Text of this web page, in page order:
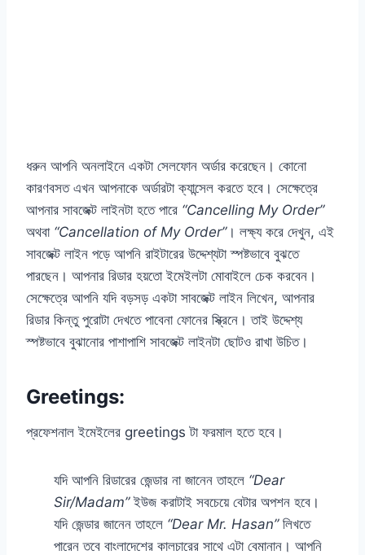
ধরুন আপনি অনলাইনে একটা সেলফোন অর্ডার করেছেন। কোনো
কারণবসত এখন আপনাকে অর্ডারটা ক্যান্সেল করতে হবে। সেক্ষেত্রে
আপনার সাবজেক্ট লাইনটা হতে পারে “Cancelling My Order”
অথবা “Cancellation of My Order”। লক্ষ্য করে দেখুন, এই
সাবজেক্ট লাইন পড়ে আপনি রাইটারের উদ্দেশ্যটা স্পষ্টভাবে বুঝতে
পারছেন। আপনার রিডার হয়তো ইমেইলটা মোবাইলে চেক করবেন।
সেক্ষেত্রে আপনি যদি বড়সড় একটা সাবজেক্ট লাইন লিখেন, আপনার
রিডার কিন্তু পুরোটা দেখতে পাবেনা ফোনের স্ক্রিনে। তাই উদ্দেশ্য
স্পষ্টভাবে বুঝানোর পাশাপাশি সাবজেক্ট লাইনটা ছোটও রাখা উচিত।
Greetings:
প্রফেশনাল ইমেইলের greetings টা ফরমাল হতে হবে।
যদি আপনি রিডারের জেন্ডার না জানেন তাহলে “Dear
Sir/Madam”ইউজ করাটাই সবচেয়ে বেটার অপশন হবে।
যদি জেন্ডার জানেন তাহলে “Dear Mr. Hasan”লিখতে
পারেন তবে বাংলাদেশের কালচারের সাথে এটা বেমানান। আপনি